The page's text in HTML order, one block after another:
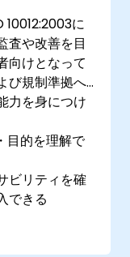
10012:2003に
査や改善を目
向けとなって
び規制準拠へ
力を身につけ
目的を理解で
ビリティを確
できる